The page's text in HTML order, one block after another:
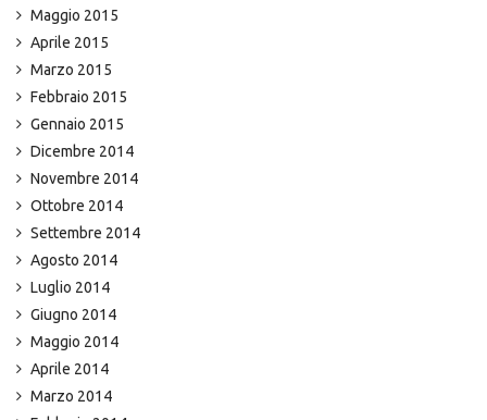
Maggio 2015
Aprile 2015
Marzo 2015
Febbraio 2015
Gennaio 2015
Dicembre 2014
Novembre 2014
Ottobre 2014
Settembre 2014
Agosto 2014
Luglio 2014
Giugno 2014
Maggio 2014
Aprile 2014
Marzo 2014